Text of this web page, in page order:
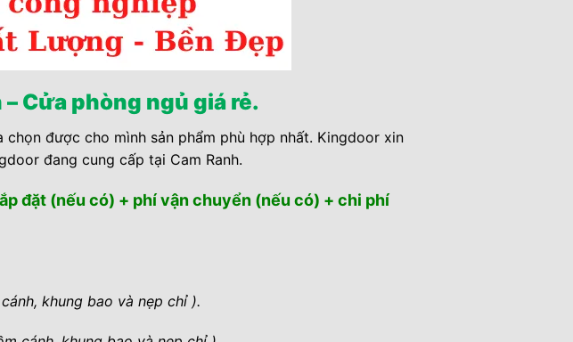
Cửa phòng ngủ giá rẻ.
được cho mình sản phẩm phù hợp nhất. Kingdoor xin
đang cung cấp tại Cam Ranh.
đặt (nếu có) + phí vận chuyển (nếu có) + chi phí
khung bao và nẹp chỉ ).